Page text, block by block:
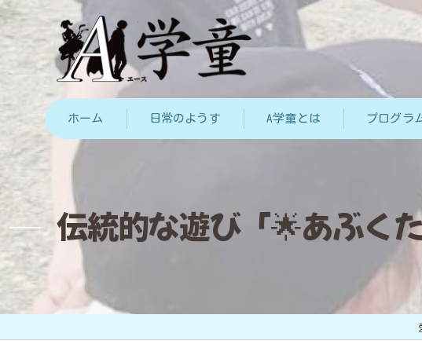
ホーム 日常のようす A学童とは プログラ
伝統的な遊び「🌟あぶく